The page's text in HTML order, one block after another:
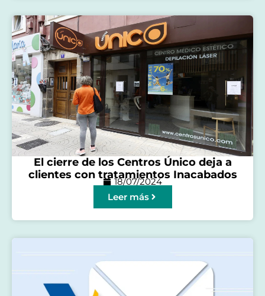
El cierre de los Centros Único deja a
clientes con tratamientos Inacabados
18/07/2024
Leer más